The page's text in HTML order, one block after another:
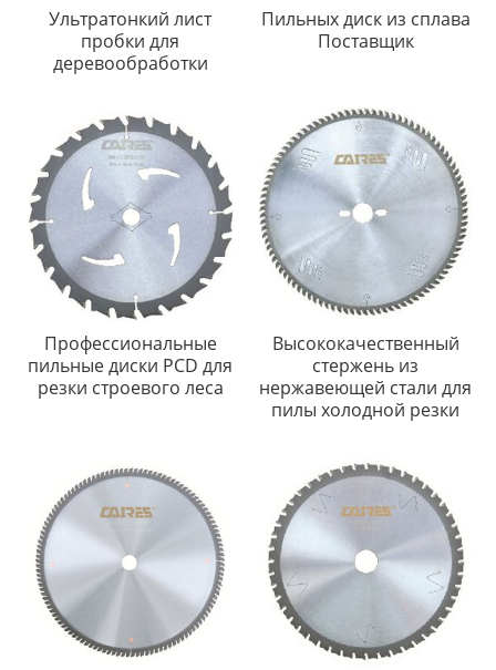
Ультратонкий лист
пробки для
деревообработки
Пильных диск из сплава
Поставщик
Профессиональные
пильные диски PCD для
резки строевого леса
Высококачественный
стержень из
нержавеющей стали для
пилы холодной резки